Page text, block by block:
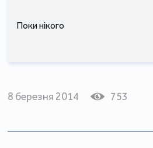
Поки нікого
8 березня 2014 753